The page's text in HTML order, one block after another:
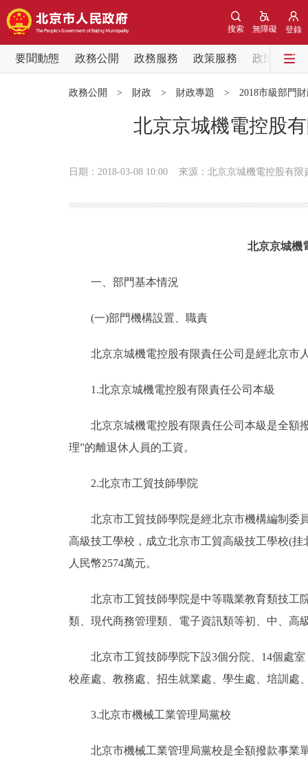
登錄
無障礙
搜索
要聞動態 政務公開 政務服務 政策服務
政民互動
便民服務
12345網上接訴即辦
北京概況
綠色北京
政務公開 > 財政 > 財政專題 > 2018市級部門
北京京城機電控股
日期：2018-03-08 10:00 來源：北京京城機電控股有限
北京京城機
一、部門基本情況
(一)部門機構設置、職責
北京京城機電控股有限責任公司是經北京市人
1.北京京城機電控股有限責任公司本級
北京京城機電控股有限責任公司本級是全額撥
理”的離退休人員的工資。
2.北京市工貿技師學院
北京市工貿技師學院是經北京市機構編制委員
高級技工學校，成立北京市工貿高級技工學校(
人民幣2574萬元。
北京市工貿技師學院是中等職業教育類技工院
類、現代商務管理類、電子資訊類等初、中、高
北京市工貿技師學院下設3個分院、14個處室
校産處、教務處、招生就業處、學生處、培訓處
3.北京市機械工業管理局黨校
北京市機械工業管理局黨校是全額撥款事業單